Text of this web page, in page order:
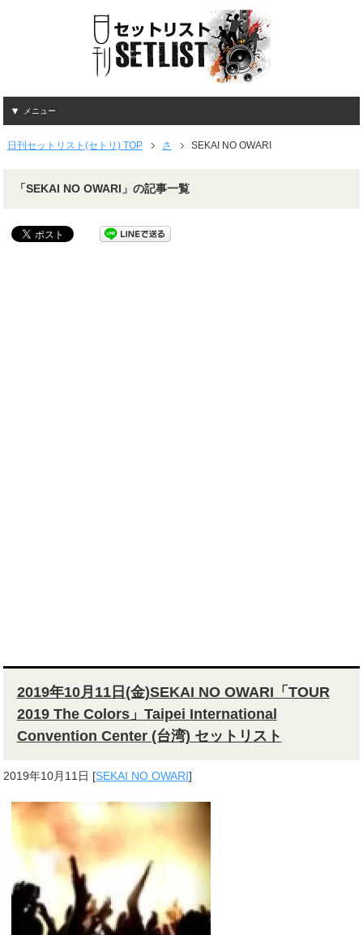
メニュー
日刊セットリスト(セトリ) TOP さ SEKAI NO OWARI
「SEKAI NO OWARI」の記事一覧
2019年10月11日(金)SEKAI NO OWARI「TOUR
2019 The Colors」Taipei International
Convention Center (台湾) セットリスト
2019年10月11日 [SEKAI NO OWARI]